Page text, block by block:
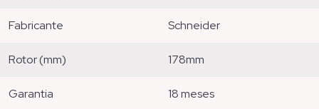
fabricante schneider
rotor (mm) 178mm
garantia 18 meses